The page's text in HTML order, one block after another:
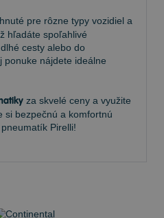
pre rôzne typy vozidiel a
hľadáte spoľahlivé
cesty alebo do
ponuke nájdete ideálne
za skvelé ceny a využite
si bezpečnú a komfortnú
Pirelli!